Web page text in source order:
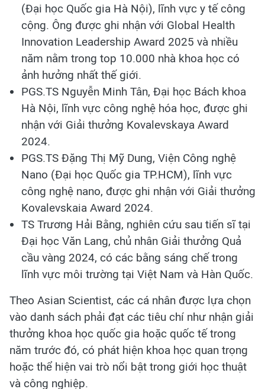
(Đại học Quốc gia Hà Nội), lĩnh vực y tế công
cộng. Ông được ghi nhận với Global Health
Innovation Leadership Award 2025 và nhiều
năm nằm trong top 10.000 nhà khoa học có
ảnh hưởng nhất thế giới.
PGS.TS Nguyễn Minh Tân, Đại học Bách khoa
Hà Nội, lĩnh vực công nghệ hóa học, được ghi
nhận với Giải thưởng Kovalevskaya Award
2024.
PGS.TS Đặng Thị Mỹ Dung, Viện Công nghệ
Nano (Đại học Quốc gia TP.HCM), lĩnh vực
công nghệ nano, được ghi nhận với Giải thưởng
Kovalevskaia Award 2024.
TS Trương Hải Bằng, nghiên cứu sau tiến sĩ tại
Đại học Văn Lang, chủ nhân Giải thưởng Quả
cầu vàng 2024, có các bằng sáng chế trong
lĩnh vực môi trường tại Việt Nam và Hàn Quốc.
Theo Asian Scientist, các cá nhân được lựa chọn
vào danh sách phải đạt các tiêu chí như nhận giải
thưởng khoa học quốc gia hoặc quốc tế trong
năm trước đó, có phát hiện khoa học quan trọng
hoặc thể hiện vai trò nổi bật trong giới học thuật
và công nghiệp.